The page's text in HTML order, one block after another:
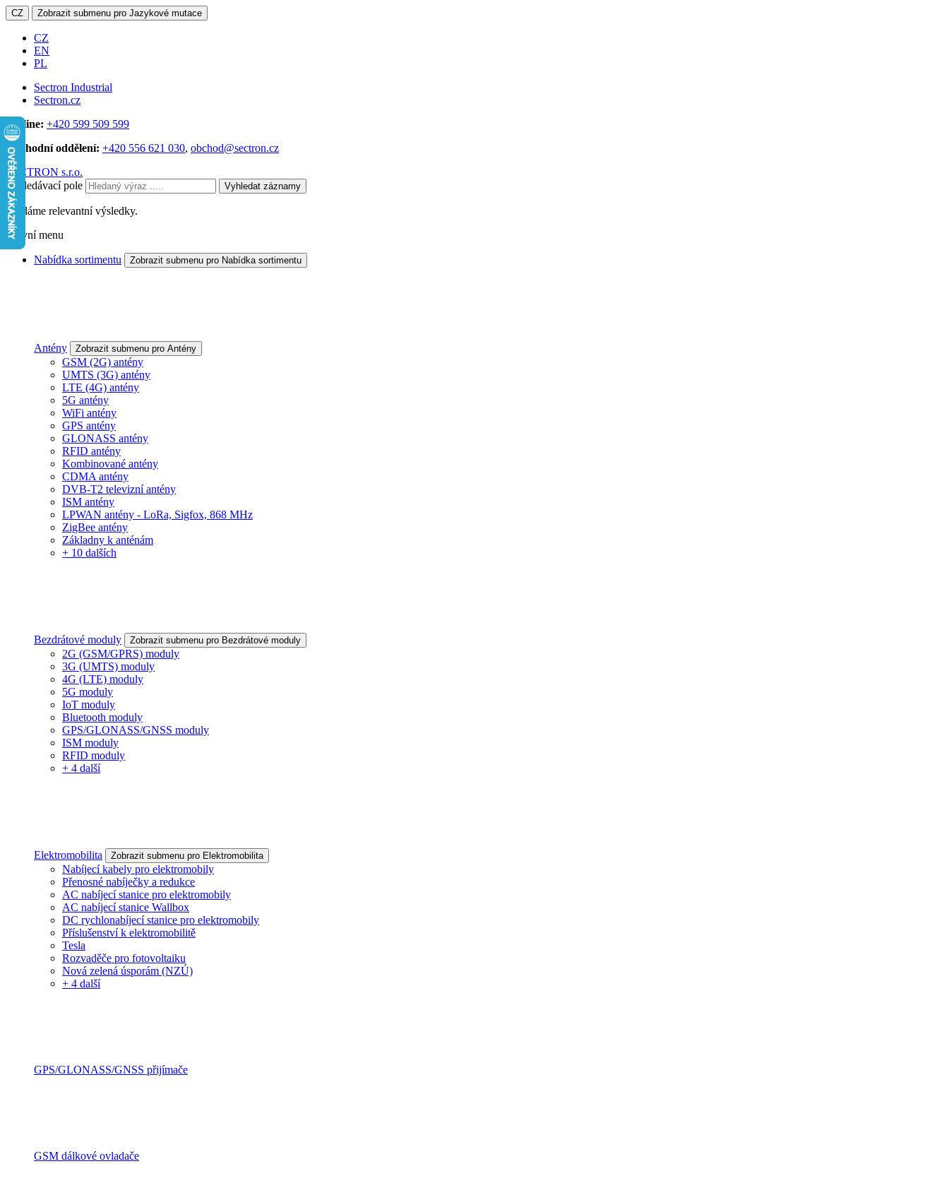
CZ Zobrazit submenu pro Jazykové mutace
CZ
EN
PL
Sectron Industrial
Sectron.cz
Hotline: +420 599 509 599
Obchodní oddělení: +420 556 621 030, obchod@sectron.cz
SECTRON s.r.o.
Vyhledávací pole
Vyhledat záznamy
Hledáme relevantní výsledky.
Hlavní menu
Nabídka sortimentu Zobrazit submenu pro Nabídka sortimentu
Antény Zobrazit submenu pro Antény
GSM (2G) antény
UMTS (3G) antény
LTE (4G) antény
5G antény
WiFi antény
GPS antény
GLONASS antény
RFID antény
Kombinované antény
CDMA antény
DVB-T2 televizní antény
ISM antény
LPWAN antény - LoRa, Sigfox, 868 MHz
ZigBee antény
Základny k anténám
+ 10 dalších
Bezdrátové moduly Zobrazit submenu pro Bezdrátové moduly
2G (GSM/GPRS) moduly
3G (UMTS) moduly
4G (LTE) moduly
5G moduly
IoT moduly
Bluetooth moduly
GPS/GLONASS/GNSS moduly
ISM moduly
RFID moduly
+ 4 další
Elektromobilita Zobrazit submenu pro Elektromobilita
Nabíjecí kabely pro elektromobily
Přenosné nabíječky a redukce
AC nabíjecí stanice pro elektromobily
AC nabíjecí stanice Wallbox
DC rychlonabíjecí stanice pro elektromobily
Příslušenství k elektromobilitě
Tesla
Rozvaděče pro fotovoltaiku
Nová zelená úsporám (NZÚ)
+ 4 další
GPS/GLONASS/GNSS přijímače
GSM dálkové ovladače